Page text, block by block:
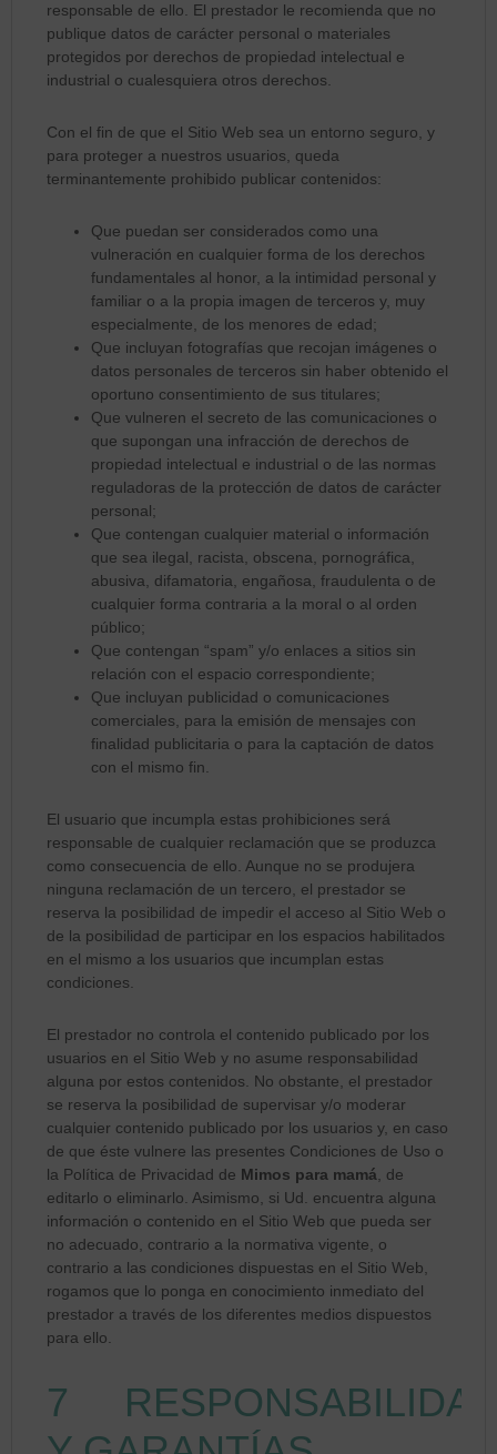
responsable de ello. El prestador le recomienda que no
publique datos de carácter personal o materiales
protegidos por derechos de propiedad intelectual e
industrial o cualesquiera otros derechos.
Con el fin de que el Sitio Web sea un entorno seguro, y
para proteger a nuestros usuarios, queda
terminantemente prohibido publicar contenidos:
Que puedan ser considerados como una
vulneración en cualquier forma de los derechos
fundamentales al honor, a la intimidad personal y
familiar o a la propia imagen de terceros y, muy
especialmente, de los menores de edad;
Que incluyan fotografías que recojan imágenes o
datos personales de terceros sin haber obtenido el
oportuno consentimiento de sus titulares;
Que vulneren el secreto de las comunicaciones o
que supongan una infracción de derechos de
propiedad intelectual e industrial o de las normas
reguladoras de la protección de datos de carácter
personal;
Que contengan cualquier material o información
que sea ilegal, racista, obscena, pornográfica,
abusiva, difamatoria, engañosa, fraudulenta o de
cualquier forma contraria a la moral o al orden
público;
Que contengan “spam” y/o enlaces a sitios sin
relación con el espacio correspondiente;
Que incluyan publicidad o comunicaciones
comerciales, para la emisión de mensajes con
finalidad publicitaria o para la captación de datos
con el mismo fin.
El usuario que incumpla estas prohibiciones será
responsable de cualquier reclamación que se produzca
como consecuencia de ello. Aunque no se produjera
ninguna reclamación de un tercero, el prestador se
reserva la posibilidad de impedir el acceso al Sitio Web o
de la posibilidad de participar en los espacios habilitados
en el mismo a los usuarios que incumplan estas
condiciones.
El prestador no controla el contenido publicado por los
usuarios en el Sitio Web y no asume responsabilidad
alguna por estos contenidos. No obstante, el prestador
se reserva la posibilidad de supervisar y/o moderar
cualquier contenido publicado por los usuarios y, en caso
de que éste vulnere las presentes Condiciones de Uso o
la Política de Privacidad de Mimos para mamá , de
editarlo o eliminarlo. Asimismo, si Ud. encuentra alguna
información o contenido en el Sitio Web que pueda ser
no adecuado, contrario a la normativa vigente, o
contrario a las condiciones dispuestas en el Sitio Web,
rogamos que lo ponga en conocimiento inmediato del
prestador a través de los diferentes medios dispuestos
para ello.
7